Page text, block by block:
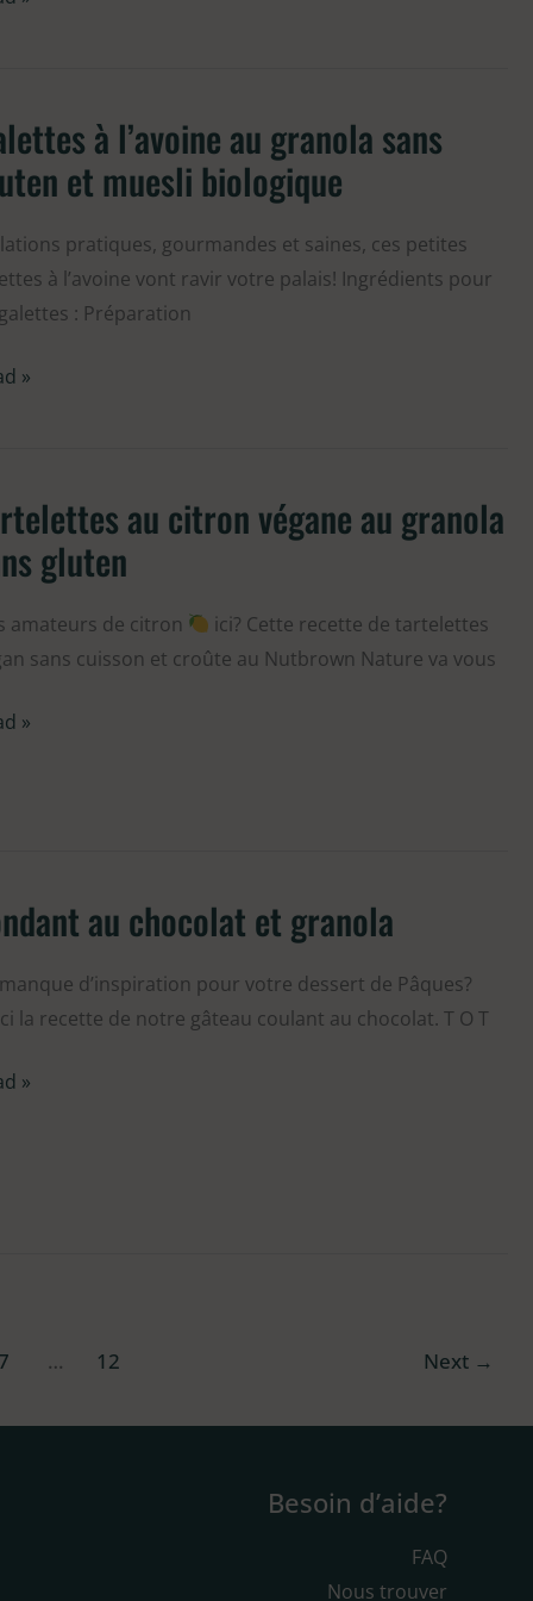
à l’avoine au granola sans
et muesli biologique
pratiques, gourmandes et saines, ces petites
à l’avoine vont ravir votre palais! Ingrédients pour
: Préparation
»
au citron végane au granola
gluten
amateurs de citron
ici? Cette recette de tartelettes
sans cuisson et croûte au Nutbrown Nature va vous
»
au chocolat et granola
d’inspiration pour votre dessert de Pâques?
la recette de notre gâteau coulant au chocolat. T O T
»
7 … 12 Next →
Besoin d’aide?
FAQ
Nous trouver